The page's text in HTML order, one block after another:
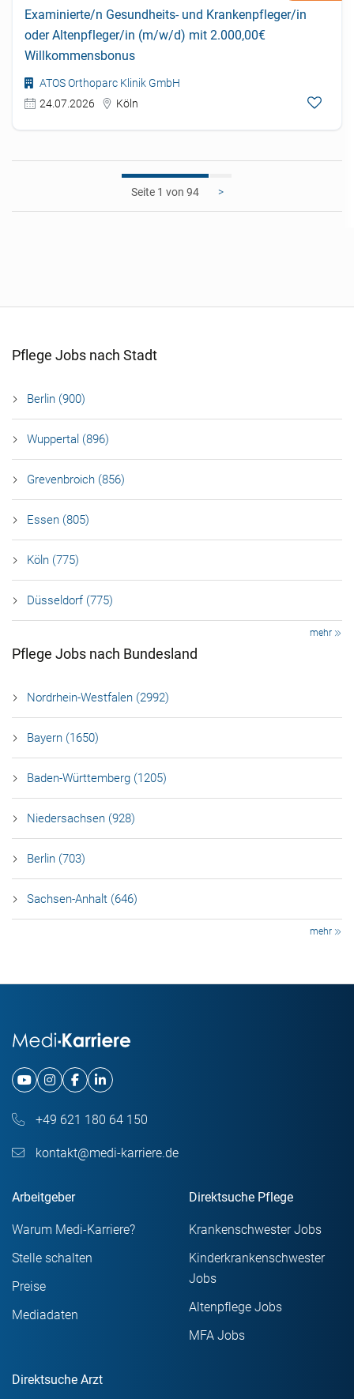
Examinierte/n Gesundheits- und Krankenpfleger/in
oder Altenpfleger/in (m/w/d) mit 2.000,00€
Willkommensbonus
ATOS Orthoparc Klinik GmbH
24.07.2026
Köln
1 >
Pflege Jobs nach Stadt
Berlin (900)
Wuppertal (896)
Grevenbroich (856)
Essen (805)
Köln (775)
Düsseldorf (775)
mehr
Pflege Jobs nach Bundesland
Nordrhein-Westfalen (2992)
Bayern (1650)
Baden-Württemberg (1205)
Niedersachsen (928)
Berlin (703)
Sachsen-Anhalt (646)
mehr
+49 621 180 64 150
kontakt@medi-karriere.de
Arbeitgeber
Warum Medi-Karriere?
Stelle schalten
Preise
Mediadaten
Direktsuche Pflege
Krankenschwester Jobs
Kinderkrankenschwester
Jobs
Altenpflege Jobs
MFA Jobs
Direktsuche Arzt